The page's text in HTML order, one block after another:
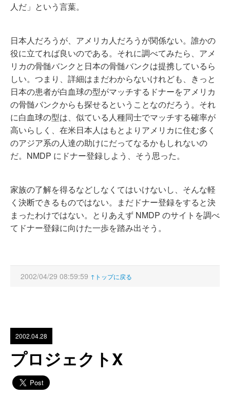
人だ」という言葉。
日本人だろうが、アメリカ人だろうが関係ない。誰かの
役に立てれば良いのである。それに調べてみたら、アメ
リカの骨髄バンクと日本の骨髄バンクは提携しているら
しい。つまり、詳細はまだわからないけれども、きっと
日本の患者が白血球の型がマッチするドナーをアメリカ
の骨髄バンクからも探せるということなのだろう。それ
に白血球の型は、似ている人種同士でマッチする確率が
高いらしく、在米日本人はもとよりアメリカに住む多く
のアジア系の人達の助けにだってなるかもしれないの
だ。NMDP にドナー登録しよう、そう思った。
家族の了解を得るなどしなくてはいけないし、そんな軽
く決断できるものではない。まだドナー登録をすると決
まったわけではない。とりあえず NMDP のサイトを調べ
てドナー登録に向けた一歩を踏み出そう。
2002/04/29 08:59:59 ↑トップに戻る
2002.04.28
プロジェクトX